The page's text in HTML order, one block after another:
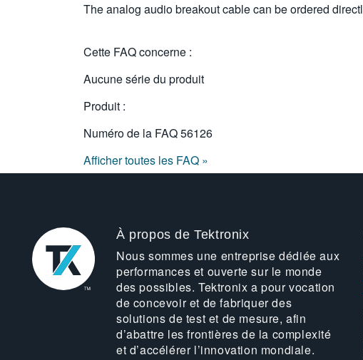
The analog audio breakout cable can be ordered
Cette FAQ concerne :
Aucune série du produit
Produit :
Numéro de la FAQ56126
Afficher toutes les FAQ »
À propos de Tektronix
Nous sommes une entreprise dédiée aux
performances et ouverte sur le monde
des possibles. Tektronix a pour vocation
de concevoir et de fabriquer des
solutions de test et de mesure, afin
d’abattre les frontières de la complexité
et d’accélérer l’innovation mondiale.